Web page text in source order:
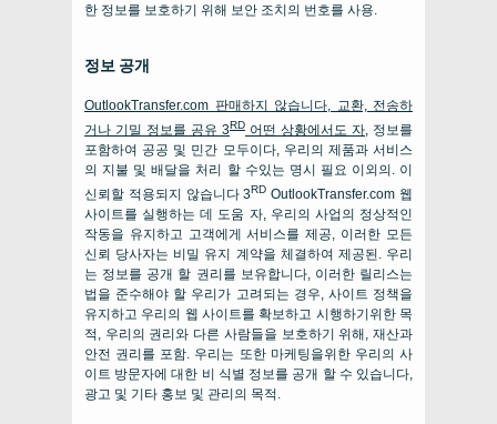
한 정보를 보호하기 위해 보안 조치의 번호를 사용.
정보 공개
OutlookTransfer.com 판매하지 않습니다, 교환, 전송하
거나 기밀 정보를 공유 3RD 어떤 상황에서도 자, 정보를
포함하여 공공 및 민간 모두이다, 우리의 제품과 서비스
의 지불 및 배달을 처리 할 수있는 명시 필요 이외의. 이
신뢰할 적용되지 않습니다 3RDOutlookTransfer.com 웹
사이트를 실행하는 데 도움 자, 우리의 사업의 정상적인
작동을 유지하고 고객에게 서비스를 제공, 이러한 모든
신뢰 당사자는 비밀 유지 계약을 체결하여 제공된. 우리
는 정보를 공개 할 권리를 보유합니다, 이러한 릴리스는
법을 준수해야 할 우리가 고려되는 경우, 사이트 정책을
유지하고 우리의 웹 사이트를 확보하고 시행하기위한 목
적, 우리의 권리와 다른 사람들을 보호하기 위해, 재산과
안전 권리를 포함. 우리는 또한 마케팅을위한 우리의 사
이트 방문자에 대한 비 식별 정보를 공개 할 수 있습니다,
광고 및 기타 홍보 및 관리의 목적.